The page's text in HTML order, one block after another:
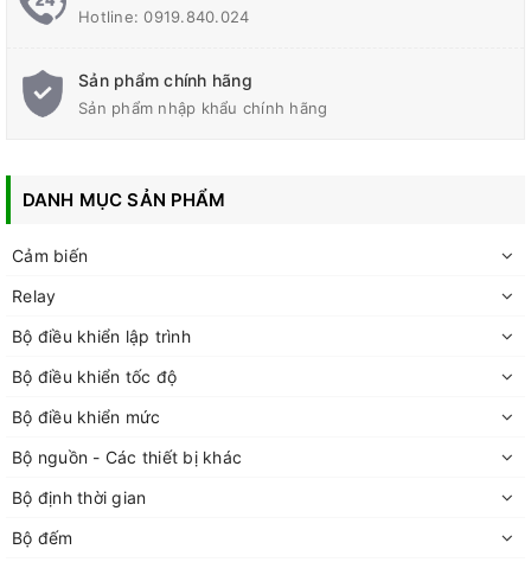
Hotline:0919.840.024
Sản phẩm chính hãng
Sản phẩm nhập khẩu chính hãng
DANH MỤC SẢN PHẨM
Cảm biến
Relay
Bộ điều khiển lập trình
Bộ điều khiển tốc độ
Bộ điều khiển mức
Bộ nguồn - Các thiết bị khác
Bộ định thời gian
Bộ đếm